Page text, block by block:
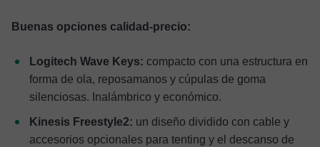
Buenas opciones calidad-precio:
Logitech Wave Keys: compacto con una estructura en
forma de ola, reposamanos y cúpulas de goma
silenciosas. Inalámbrico y económico.
Kinesis Freestyle2: un diseño dividido con cable y
accesorios opcionales para tenting y el descanso de